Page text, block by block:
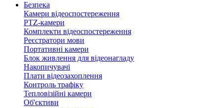
Безпека
Камери відеоспостереження
PTZ-камери
Комплекти відеоспостереження
Реєстратори мови
Портативні камери
Блок живлення для відеонагладу
Накопичувачі
Плати відеозахоплення
Контроль трафіку
Тепловізійні камери
Об'єктиви